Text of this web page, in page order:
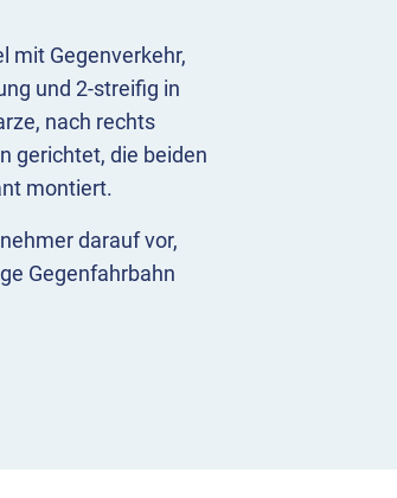
mit Gegenverkehr,
und 2-streifig in
nach rechts
gerichtet, die beiden
montiert.
darauf vor,
Gegenfahrbahn
Fahrbahnen mit